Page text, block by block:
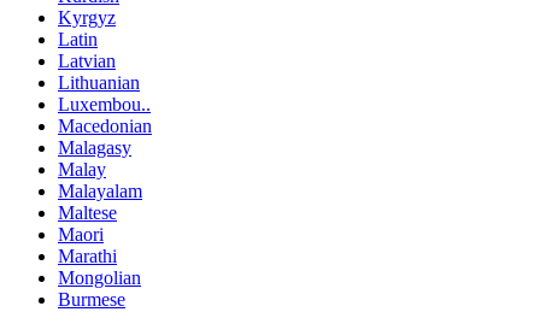
Kyrgyz
Latin
Latvian
Lithuanian
Luxembou..
Macedonian
Malagasy
Malay
Malayalam
Maltese
Maori
Marathi
Mongolian
Burmese